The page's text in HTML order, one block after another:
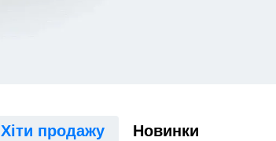
Хіти продажу Новинки